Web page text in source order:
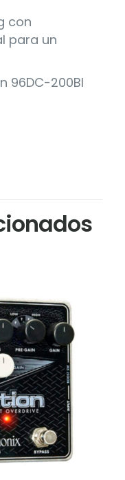
con
para un
96DC-200BI